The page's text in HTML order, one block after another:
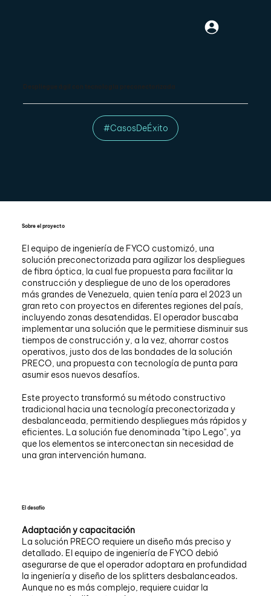
#CasosDeÉxito
Sobre el proyecto
El equipo de ingeniería de FYCO customizó, una
solución preconectorizada para agilizar los despliegues
de fibra óptica, la cual fue propuesta para facilitar la
construcción y despliegue de uno de los operadores
más grandes de Venezuela, quien tenía para el 2023 un
gran reto con proyectos en diferentes regiones del país,
incluyendo zonas desatendidas. El operador buscaba
implementar una solución que le permitiese disminuir sus
tiempos de construcción y, a la vez, ahorrar costos
operativos, justo dos de las bondades de la solución
PRECO, una propuesta con tecnología de punta para
asumir esos nuevos desafíos.
Este proyecto transformó su método constructivo
tradicional hacia una tecnología preconectorizada y
desbalanceada, permitiendo despliegues más rápidos y
eficientes. La solución fue denominada "tipo Lego", ya
que los elementos se interconectan sin necesidad de
una gran intervención humana.
El desafío
Adaptación y capacitación
La solución PRECO requiere un diseño más preciso y
detallado. El equipo de ingeniería de FYCO debió
asegurarse de que el operador adoptara en profundidad
la ingeniería y diseño de los splitters desbalanceados.
Aunque no es más complejo, requiere cuidar la